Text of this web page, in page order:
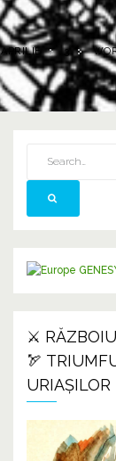
APRILIE 3
⚔️
🏹
URIAȘILOR